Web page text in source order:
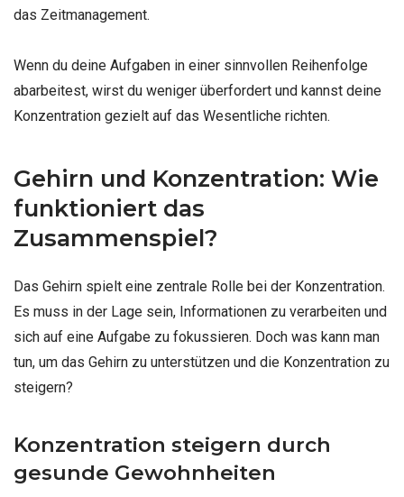
das Zeitmanagement.
Wenn du deine Aufgaben in einer sinnvollen Reihenfolge
abarbeitest, wirst du weniger überfordert und kannst deine
Konzentration gezielt auf das Wesentliche richten.
Gehirn und Konzentration: Wie
funktioniert das
Zusammenspiel?
Das Gehirn spielt eine zentrale Rolle bei der Konzentration.
Es muss in der Lage sein, Informationen zu verarbeiten und
sich auf eine Aufgabe zu fokussieren. Doch was kann man
tun, um das Gehirn zu unterstützen und die Konzentration zu
steigern?
Konzentration steigern durch
gesunde Gewohnheiten